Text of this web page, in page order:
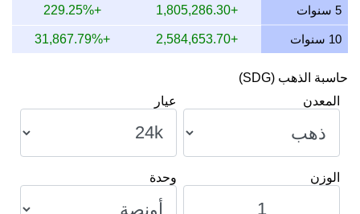
5 سنوات +1,805,286.30
+229.25%
10 سنوات +2,584,653.70
+31,867.79%
حاسبة الذهب (SDG)
المعدن
عيار
الوزن وحدة